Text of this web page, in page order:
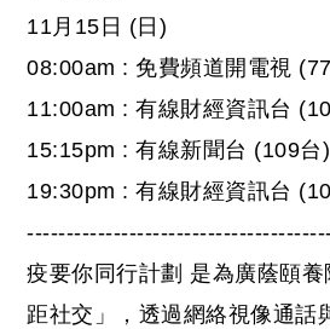
11月15日 (日)
08:00am : 免費頻道開電視
11:00am : 有線財經資訊台
15:15pm : 有線新聞台 (109台)
19:30pm : 有線財經資訊台
疫要你同行計劃 是為廣蔭頤
距社交」，透過網絡視像通話